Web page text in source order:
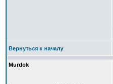
Вернуться к началу
Murdok